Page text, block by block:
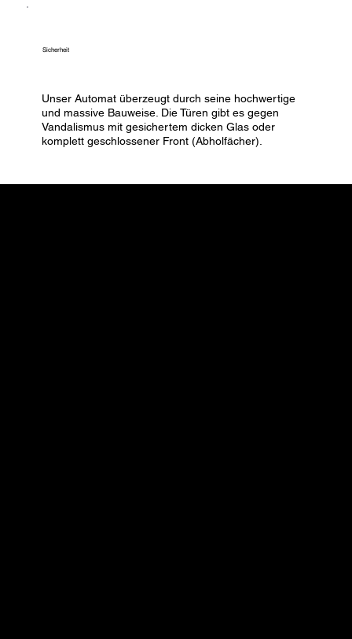
Sicherheit
Unser Automat überzeugt durch seine hochwertige
und massive Bauweise. Die Türen gibt es gegen
Vandalismus mit gesichertem dicken Glas oder
komplett geschlossener Front (Abholfächer).